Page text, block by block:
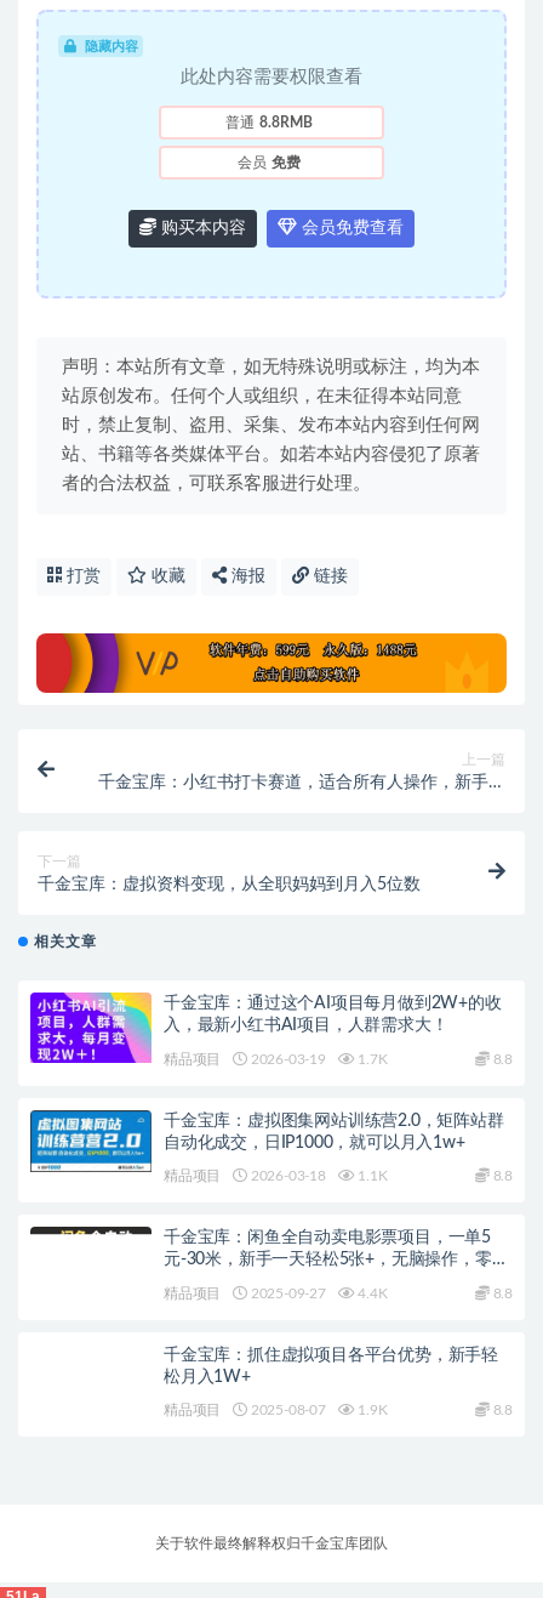
隐藏内容
此处内容需要权限查看
普通 8.8RMB
会员 免费
购买本内容 会员免费查看
声明：本站所有文章，如无特殊说明或标注，均为本
站原创发布。任何个人或组织，在未征得本站同意
时，禁止复制、盗用、采集、发布本站内容到任何网
站、书籍等各类媒体平台。如若本站内容侵犯了原著
者的合法权益，可联系客服进行处理。
打赏 收藏 海报 链接
上一篇
千金宝库：小红书打卡赛道，适合所有人操作，新手月
下一篇
千金宝库：虚拟资料变现，从全职妈妈到月入5位数
相关文章
千金宝库：通过这个AI项目每月做到2W+的收
入，最新小红书AI项目，人群需求大！
精品项目 2026-03-19 1.7K 8.8
千金宝库：虚拟图集网站训练营2.0，矩阵站群
自动化成交，日IP1000，就可以月入1w+
精品项目 2026-03-18 1.1K 8.8
千金宝库：闲鱼全自动卖电影票项目，一单5
元-30米，新手一天轻松5张+，无脑操作，零投
精品项目 2025-09-27 4.4K 8.8
千金宝库：抓住虚拟项目各平台优势，新手轻
松月入1W+
精品项目 2025-08-07 1.9K 8.8
关于软件最终解释权归千金宝库团队